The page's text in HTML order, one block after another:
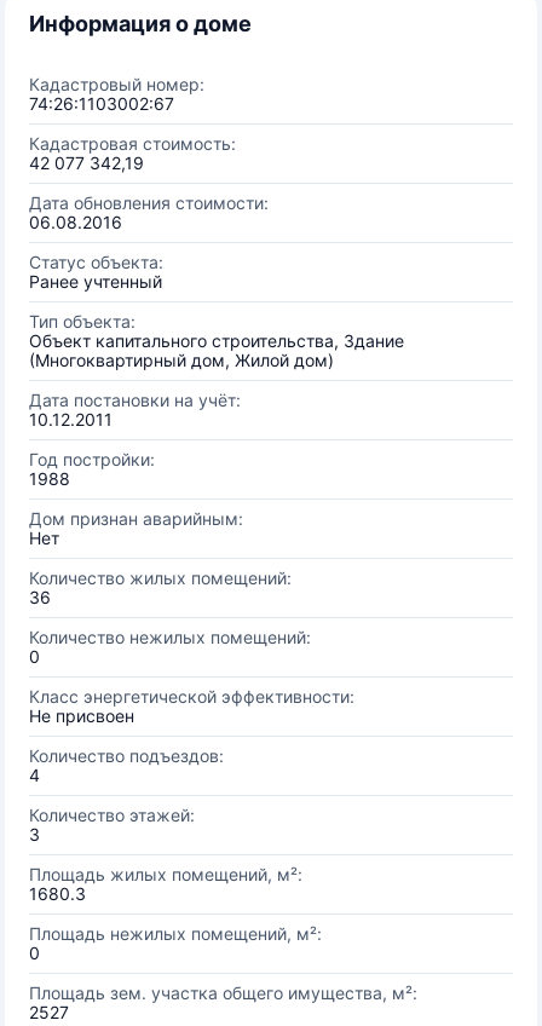
Информация о доме
Кадастровый номер:
74:26:1103002:67
Кадастровая стоимость:
42 077 342,19
Дата обновления стоимости:
06.08.2016
Статус объекта:
Ранее учтенный
Тип объекта:
Объект капитального строительства, Здание
(Многоквартирный дом, Жилой дом)
Дата постановки на учёт:
10.12.2011
Год постройки:
1988
Дом признан аварийным:
Нет
Количество жилых помещений:
36
Количество нежилых помещений:
0
Класс энергетической эффективности:
Не присвоен
Количество подъездов:
4
Количество этажей:
3
Площадь жилых помещений, м²:
1680.3
Площадь нежилых помещений, м²:
0
Площадь зем. участка общего имущества, м²:
2527